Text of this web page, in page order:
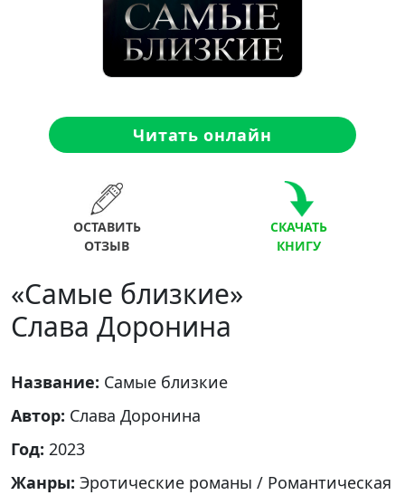
Читать онлайн
ОСТАВИТЬ
ОТЗЫВ
СКАЧАТЬ
КНИГУ
«Самые близкие»
Слава Доронина
Название: Самые близкие
Автор: Слава Доронина
Год: 2023
Жанры: Эротические романы / Романтическая